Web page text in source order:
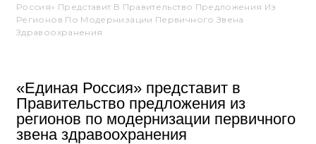
Россия» Представит В Правительство Предложения Из
Регионов По Модернизации Первичного Звена
Здравоохранения
«Единая Россия» представит в
Правительство предложения из
регионов по модернизации первичного
звена здравоохранения